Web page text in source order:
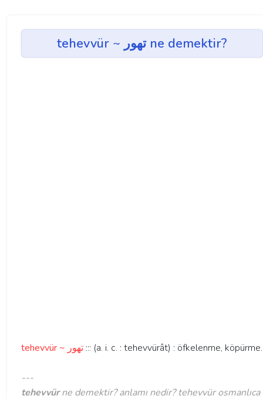
tehevvür ~ تهور ne demektir?
tehevvür ~ تهور ::: (a. i. c. : tehevvürât) : öfkelenme, köpürme.
---
tehevvürne demektir? anlamı nedir? tehevvür osmanlıca